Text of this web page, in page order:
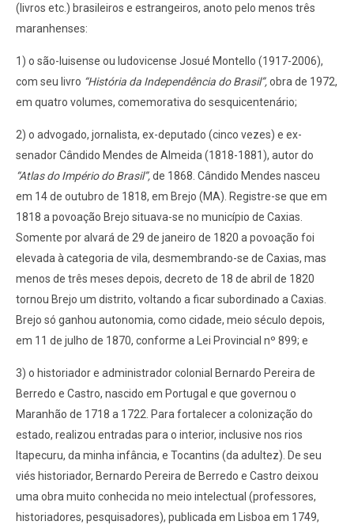
(livros etc.) brasileiros e estrangeiros, anoto pelo menos três
maranhenses:
1) o são-luisense ou ludovicense Josué Montello (1917-2006),
com seu livro “História da Independência do Brasil”,obra de 1972,
em quatro volumes, comemorativa do sesquicentenário;
2) o advogado, jornalista, ex-deputado (cinco vezes) e ex-
senador Cândido Mendes de Almeida (1818-1881), autor do
“Atlas do Império do Brasil”,de 1868. Cândido Mendes nasceu
em 14 de outubro de 1818, em Brejo (MA). Registre-se que em
1818 a povoação Brejo situava-se no município de Caxias.
Somente por alvará de 29 de janeiro de 1820 a povoação foi
elevada à categoria de vila, desmembrando-se de Caxias, mas
menos de três meses depois, decreto de 18 de abril de 1820
tornou Brejo um distrito, voltando a ficar subordinado a Caxias.
Brejo só ganhou autonomia, como cidade, meio século depois,
em 11 de julho de 1870, conforme a Lei Provincial nº 899; e
3) o historiador e administrador colonial Bernardo Pereira de
Berredo e Castro, nascido em Portugal e que governou o
Maranhão de 1718 a 1722. Para fortalecer a colonização do
estado, realizou entradas para o interior, inclusive nos rios
Itapecuru, da minha infância, e Tocantins (da adultez). De seu
viés historiador, Bernardo Pereira de Berredo e Castro deixou
uma obra muito conhecida no meio intelectual (professores,
historiadores, pesquisadores), publicada em Lisboa em 1749,